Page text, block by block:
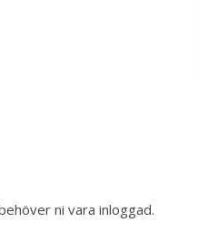
ni vara inloggad.